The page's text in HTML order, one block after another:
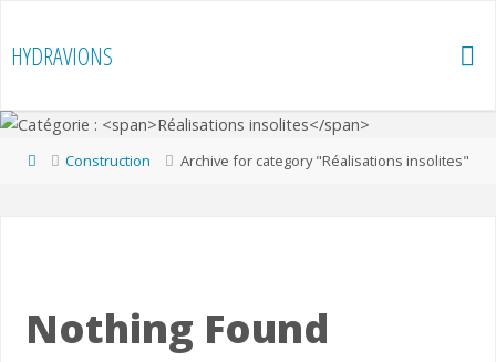
content
HYDRAVIONS
HomeConstruction Archive for category "Réalisations insolites"
Nothing Found